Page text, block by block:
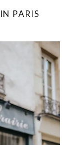
PARIS